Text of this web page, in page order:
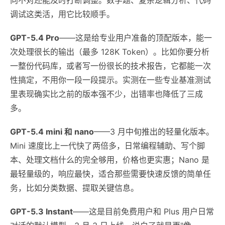
调试这类活，用它比较顺手。
GPT-5.4 Pro——这是给专业用户准备的顶配版本，能一
次处理很长的输出（最多 128K Token）。比如你要分析
一整份代码库，或者写一份很长的技术报告，它都能一次
性搞定，不用你一段一段提示。实测在一些专业基准测试
里表现确实比之前的版本强不少，出错率也降低了三成
多。
GPT-5.4 mini 和 nano——3 月中旬推出的轻量化版本。
Mini 速度比上一代快了两倍多，日常编程辅助、写个脚
本、处理文档什么的完全够用，价格也更实惠；Nano 是
最轻量级的，响应最快，适合那些需要快速反馈的简单任
务，比如分类数据、提取关键信息。
GPT-5.3 Instant——这是目前免费用户和 Plus 用户日常